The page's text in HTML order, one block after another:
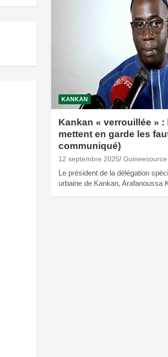
KANKAN
Kankan « verrouillée » :
mettent en garde les
communiqué)
12 septembre 2025 Guineesource
Le président de la délégation
urbaine de Kankan, Arafanoussa